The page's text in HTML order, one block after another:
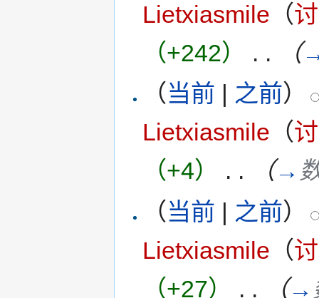
Lietxiasmile （
（+242）
. . （
（ 当前 之前）
Lietxiasmile （
（+4）
. . （→
（当前 | 之前）
Lietxiasmile （
（+27）
. . （→